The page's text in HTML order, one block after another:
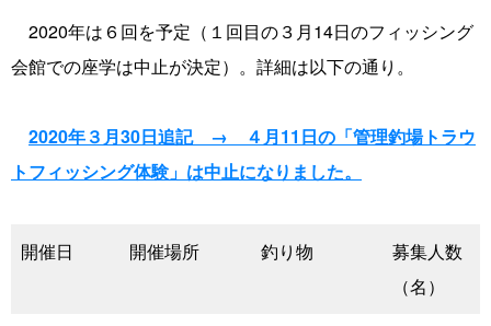
2020年は６回を予定（１回目の３月14日のフィッシング
会館での座学は中止が決定）。詳細は以下の通り。
2020年３月30日追記 → ４月11日の「管理釣場トラウ
トフィッシング体験」は中止になりました。
開催日 開催場所 釣り物
募集人数
（名）